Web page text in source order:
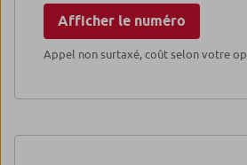
Afficher le numéro
Appel non surtaxé, coût selon votre